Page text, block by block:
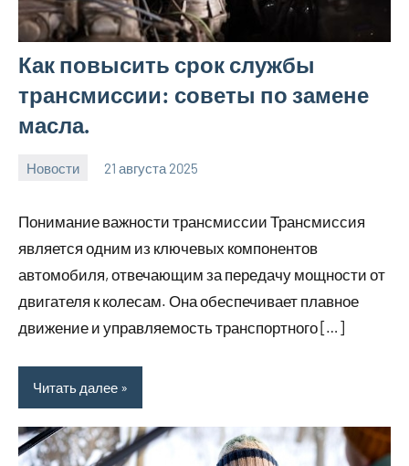
Как повысить срок службы
трансмиссии: советы по замене
масла.
Новости 21 августа 2025
Понимание важности трансмиссии Трансмиссия
является одним из ключевых компонентов
автомобиля, отвечающим за передачу мощности от
двигателя к колесам. Она обеспечивает плавное
движение и управляемость транспортного […]
Читать далее